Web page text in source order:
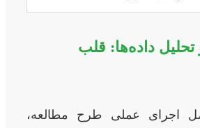
تحلیل داده‌ها: قلب
اجرای عملی طرح مطالعه،